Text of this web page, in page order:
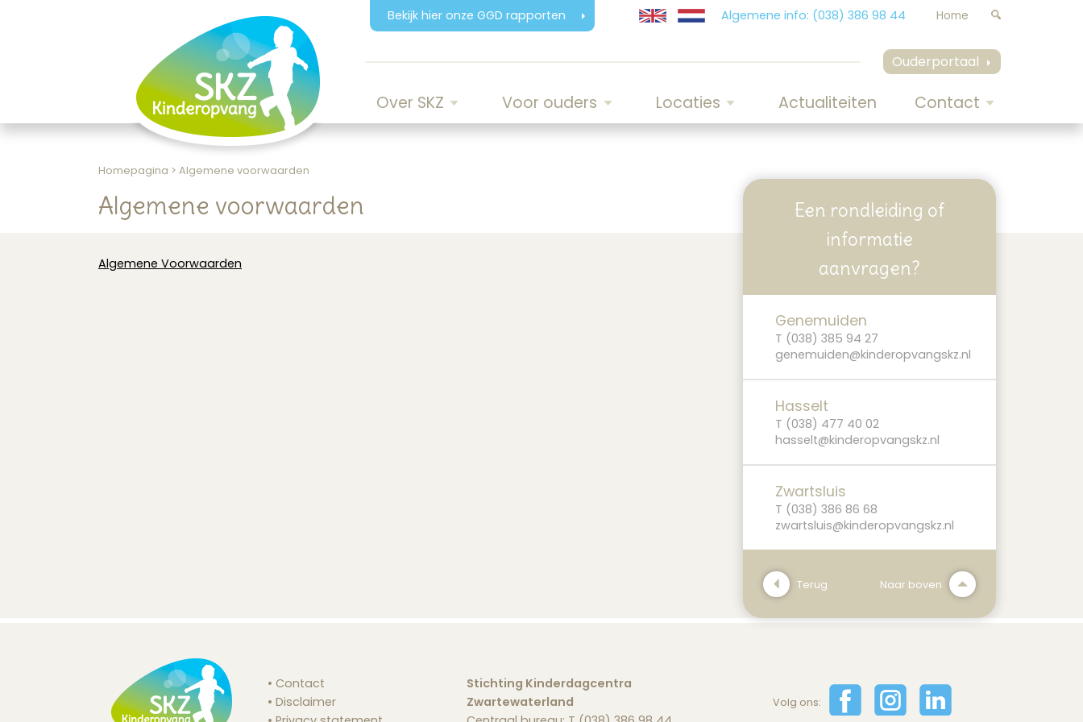
Bekijk hier onze GGD rapporten Algemene info: (038) 386 98 44 Home
Ouderportaal
Over SKZ Voor ouders Locaties Actualiteiten Contact
Homepagina > Algemene voorwaarden
Algemene voorwaarden
Algemene Voorwaarden
Een rondleiding of
informatie
aanvragen?
Genemuiden
T (038) 385 94 27
genemuiden@kinderopvangskz.nl
Hasselt
T (038) 477 40 02
hasselt@kinderopvangskz.nl
Zwartsluis
T (038) 386 86 68
zwartsluis@kinderopvangskz.nl
Terug Naar boven
Contact
Disclaimer
Stichting Kinderdagcentra
Zwartewaterland
Volg ons: